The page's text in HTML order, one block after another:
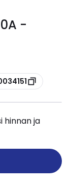
-
hinnan ja